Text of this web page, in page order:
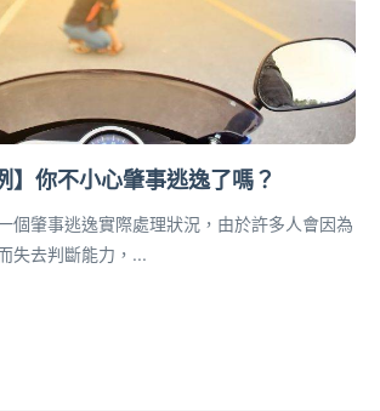
】你不小心肇事逃逸了嗎？
個肇事逃逸實際處理狀況，由於許多人會因為
失去判斷能力，...